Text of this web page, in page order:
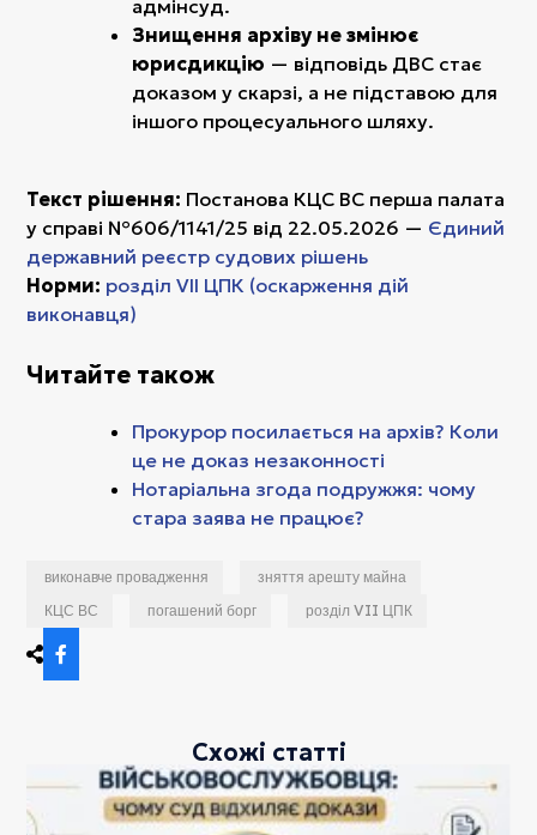
адмінсуд.
Знищення архіву не змінює
юрисдикцію — відповідь ДВС стає
доказом у скарзі, а не підставою для
іншого процесуального шляху.
Текст рішення: Постанова КЦС ВС перша палата
у справі №606/1141/25 від 22.05.2026 — Єдиний
державний реєстр судових рішень
Норми: розділ VII ЦПК (оскарження дій
виконавця)
Читайте також
Прокурор посилається на архів? Коли
це не доказ незаконності
Нотаріальна згода подружжя: чому
стара заява не працює?
виконавче провадження
зняття арешту майна
КЦС ВС
погашений борг розділ VII ЦПК
Схожі статті